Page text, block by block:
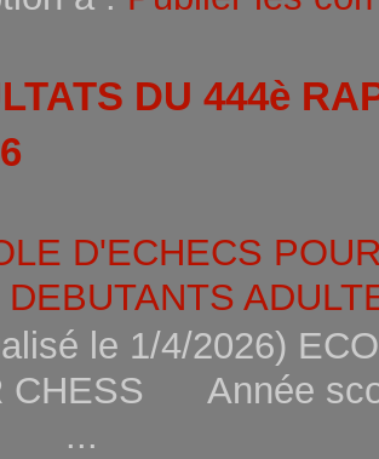
DU 444è
D'ECHECS
DEBUTANTS
le 1/4/2026)
CHESS Année